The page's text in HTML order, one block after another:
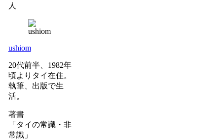
人
ushiom
20代前半、1982年
頃よりタイ在住。
執筆、出版で生
活。
著書
「タイの常識・非
常識」